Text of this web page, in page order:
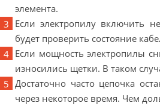
элемента.
Если электропилу включить
будет проверить состояние
Если мощность электропилы
износились щетки. В таком
Достаточно часто цепочка
через некоторое время. Чем